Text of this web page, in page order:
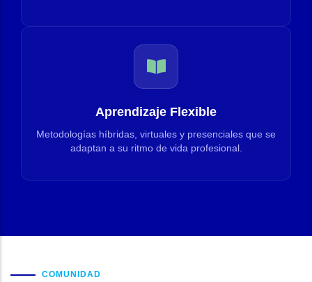
Aprendizaje Flexible
Metodologías híbridas, virtuales y presenciales que se
adaptan a su ritmo de vida profesional.
COMUNIDAD